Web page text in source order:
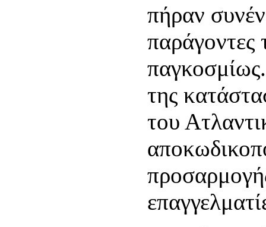
πήραν
παράγοντες
της
του